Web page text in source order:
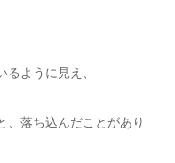
ように見え、
、落ち込んだことがあり